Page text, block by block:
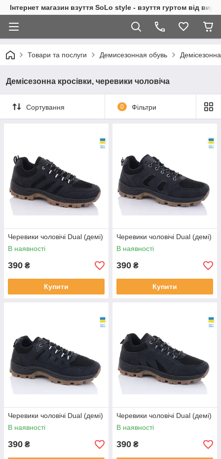
Інтернет магазин взуття SoLo style - взуття гуртом від
Товари та послуги Демисезонная обувь
Демісезонна кросівки, черевики чоловіча
Сортування 0 Фільтри
Черевики чоловічі Dual (демі)
В наявності
390 ₴
Купити
Черевики чоловічі Dual (демі)
В наявності
390 ₴
Купити
Черевики чоловічі Dual (демі)
В наявності
390 ₴
Черевики чоловічі Dual (демі)
В наявності
390 ₴